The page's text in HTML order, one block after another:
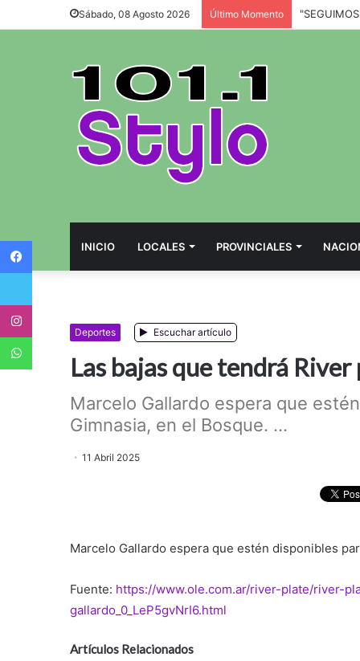
Sábado, 08 Agosto 2026 Último Momento
INICIO LOCALES PROVINCIALES
Deportes Escuchar artículo
Las bajas que tendrá
Marcelo Gallardo espera que
Gimnasia, en el Bosque. ...
11 Abril 2025
Marcelo Gallardo espera que estén disponibles
Fuente: https://www.ole.com.ar/river-plate/river-
gallardo_0_LeP5gvNrI6.html
Artículos Relacionados
Twitter
WhatsApp